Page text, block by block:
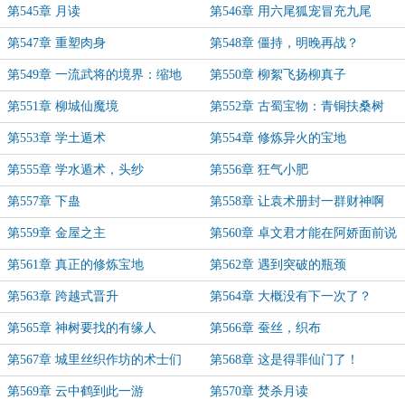
第545章 月读 第546章 用六尾狐宠冒充九尾
第547章 重塑肉身 第548章 僵持，明晚再战？
第549章 一流武将的境界：缩地 第550章 柳絮飞扬柳真子
第551章 柳城仙魔境 第552章 古蜀宝物：青铜扶桑树
第553章 学土遁术 第554章 修炼异火的宝地
第555章 学水遁术，头纱 第556章 狂气小肥
第557章 下蛊 第558章 让袁术册封一群财神啊
第559章 金屋之主 第560章 卓文君才能在阿娇面前说
上话
第561章 真正的修炼宝地 第562章 遇到突破的瓶颈
第563章 跨越式晋升 第564章 大概没有下一次了？
第565章 神树要找的有缘人 第566章 蚕丝，织布
第567章 城里丝织作坊的术士们 第568章 这是得罪仙门了！
第569章 云中鹤到此一游 第570章 焚杀月读